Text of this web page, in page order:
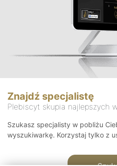
Znajdź specjalistę
Plebiscyt skupia najlepszych
Szukasz specjalisty w pobliżu
wyszukiwarkę. Korzystaj tylko z